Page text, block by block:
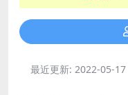
最近更新: 2022-05-17